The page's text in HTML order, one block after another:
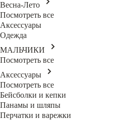
Весна-Лето
Посмотреть все
Аксессуары
Одежда
МАЛЬЧИКИ
Посмотреть все
Аксессуары
Посмотреть все
Бейсболки и кепки
Панамы и шляпы
Перчатки и варежки